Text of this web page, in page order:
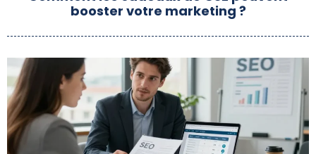
booster votre marketing ?